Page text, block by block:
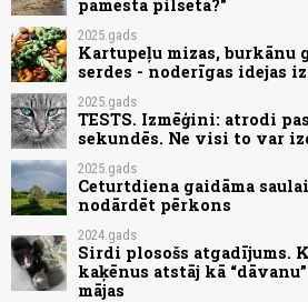
pamesta pilsēta?"
2025.gads
Kartupeļu mizas, burkānu
serdes - noderīgas idejas
2025.gads
TESTS. Izmēģini: atrodi
sekundēs. Ne visi to var
2025.gads
Ceturtdiena gaidāma
nodārdēt pērkons
2024.gads
Sirdi plosošs atgadījums.
kaķēnus atstāj kā
mājas